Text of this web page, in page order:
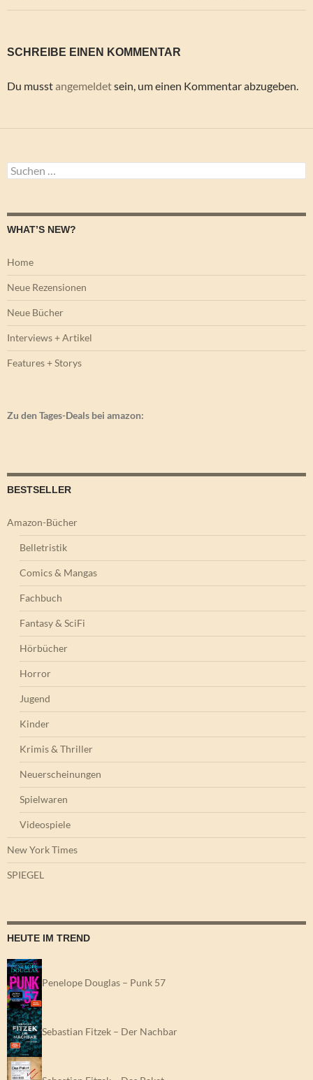
SCHREIBE EINEN KOMMENTAR
Du musstangemeldetsein, um einen Kommentar abzugeben.
Suchen
nach:
WHAT’S NEW?
Home
Neue Rezensionen
Neue Bücher
Interviews + Artikel
Features + Storys
Zu den Tages-Deals bei amazon:
BESTSELLER
Amazon-Bücher
Belletristik
Comics & Mangas
Fachbuch
Fantasy & SciFi
Hörbücher
Horror
Jugend
Kinder
Krimis & Thriller
Neuerscheinungen
Spielwaren
Videospiele
New York Times
SPIEGEL
HEUTE IM TREND
Penelope Douglas – Punk 57
Sebastian Fitzek – Der Nachbar